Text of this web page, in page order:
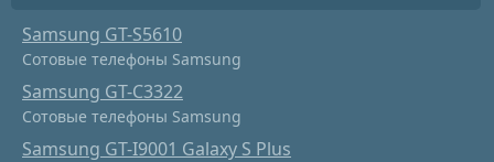
Samsung GT-S5610
Сотовые телефоны Samsung
Samsung GT-C3322
Сотовые телефоны Samsung
Samsung GT-I9001 Galaxy S Plus